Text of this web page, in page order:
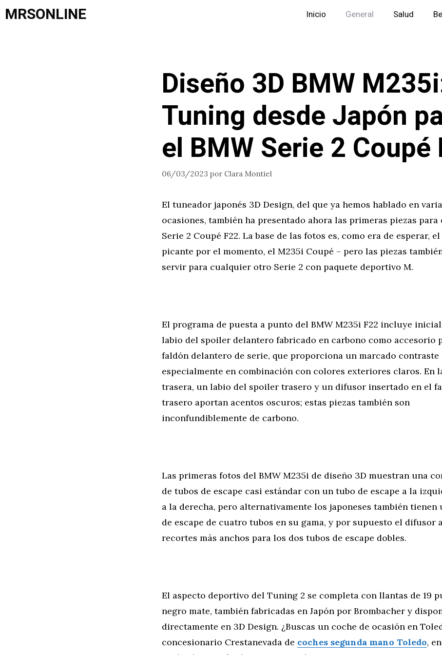
Saltar
alMRSONLINE Inicio General Salud
Diseño 3D BMW
Tuning desde Japón
el BMW Serie 2 Coupé
06/03/2023 por Clara Montiel
El tuneador japonés 3D Design, del que ya hemos hablado en
ocasiones, también ha presentado ahora las primeras piezas para
Serie 2 Coupé F22. La base de las fotos es, como era de esperar,
picante por el momento, el M235i Coupé – pero las piezas
servir para cualquier otro Serie 2 con paquete deportivo M.
El programa de puesta a punto del BMW M235i F22 incluye
labio del spoiler delantero fabricado en carbono como accesorio
faldón delantero de serie, que proporciona un marcado contraste
especialmente en combinación con colores exteriores claros. En
trasera, un labio del spoiler trasero y un difusor insertado en el
trasero aportan acentos oscuros; estas piezas también son
inconfundiblemente de carbono.
Las primeras fotos del BMW M235i de diseño 3D muestran una
de tubos de escape casi estándar con un tubo de escape a la
a la derecha, pero alternativamente los japoneses también tienen
de escape de cuatro tubos en su gama, y por supuesto el difusor
recortes más anchos para los dos tubos de escape dobles.
El aspecto deportivo del Tuning 2 se completa con llantas de 19
negro mate, también fabricadas en Japón por Brombacher y
directamente en 3D Design. ¿Buscas un coche de ocasión en
concesionario Crestanevada de coches segunda mano Toledo,